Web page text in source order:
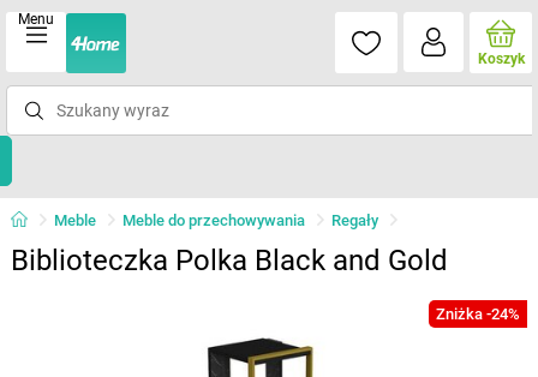
Menu
Koszyk
Meble Meble do przechowywania Regały
Biblioteczka Polka Black and Gold
Zniżka -24%